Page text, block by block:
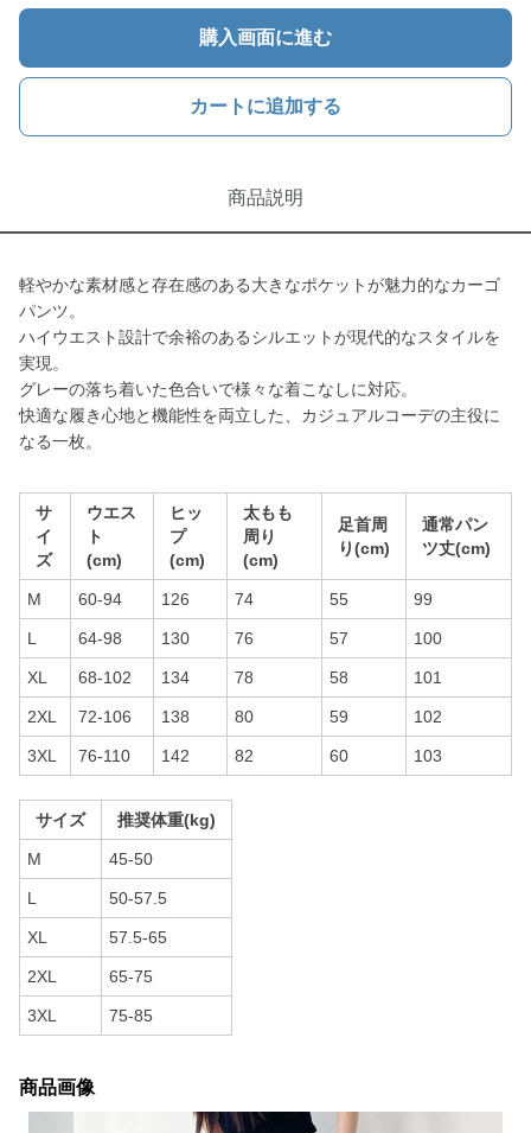
購入画面に進む
カートに追加する
商品説明
軽やかな素材感と存在感のある大きなポケットが魅力的なカーゴ
パンツ。
ハイウエスト設計で余裕のあるシルエットが現代的なスタイルを
実現。
グレーの落ち着いた色合いで様々な着こなしに対応。
快適な履き心地と機能性を両立した、カジュアルコーデの主役に
なる一枚。
サ
イ
ズ
ウエス
ト
(cm)
ヒッ
プ
(cm)
太もも
周り
(cm)
足首周
り(cm)
通常パン
ツ丈(cm)
M 60-94 126 74 55 99
L 64-98 130 76 57 100
XL 68-102 134 78 58 101
2XL 72-106 138 80 59 102
3XL 76-110 142 82 60 103
サイズ 推奨体重(kg)
M 45-50
L 50-57.5
XL 57.5-65
2XL 65-75
3XL 75-85
商品画像